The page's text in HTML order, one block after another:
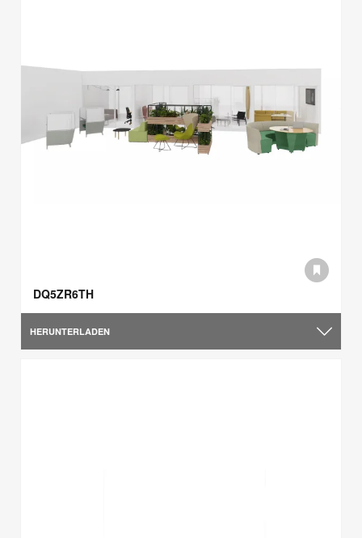
DQ5ZR6TH
HERUNTERLADEN